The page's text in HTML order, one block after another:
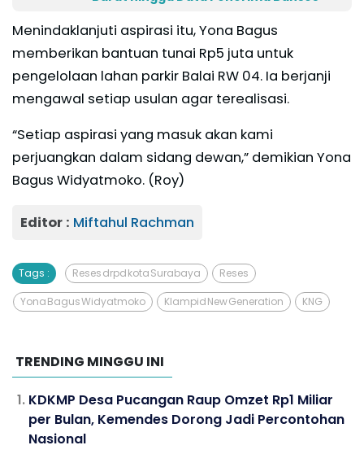
Menindaklanjuti aspirasi itu, Yona Bagus
memberikan bantuan tunai Rp5 juta untuk
pengelolaan lahan parkir Balai RW 04. Ia berjanji
mengawal setiap usulan agar terealisasi.
“Setiap aspirasi yang masuk akan kami
perjuangkan dalam sidang dewan,” demikian Yona
Bagus Widyatmoko. (Roy)
Editor : Miftahul Rachman
Tags : Reses drpd kota Surabaya Reses
Yona Bagus Widyatmoko Klampid New Generation KNG
TRENDING MINGGU INI
KDKMP Desa Pucangan Raup Omzet Rp1 Miliar
per Bulan, Kemendes Dorong Jadi Percontohan
Nasional